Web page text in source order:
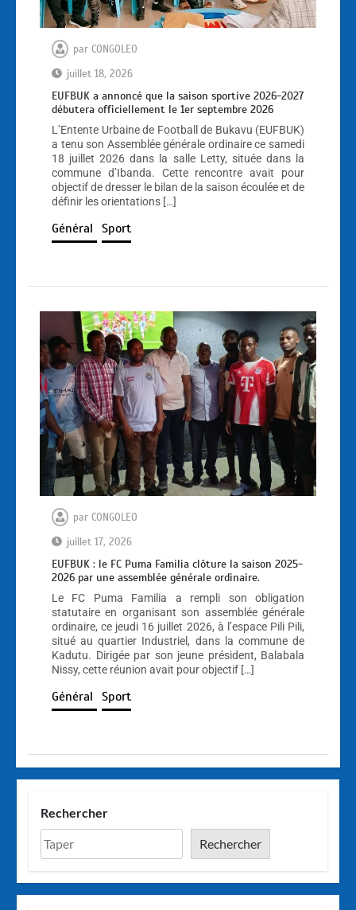
par CONGOLEO
juillet 18, 2026
EUFBUK a annoncé que la saison sportive 2026-2027
débutera officiellement le 1er septembre 2026
L’Entente Urbaine de Football de Bukavu (EUFBUK)
a tenu son Assemblée générale ordinaire ce samedi
18 juillet 2026 dans la salle Letty, située dans la
commune d’Ibanda. Cette rencontre avait pour
objectif de dresser le bilan de la saison écoulée et de
définir les orientations […]
Général Sport
par CONGOLEO
juillet 17, 2026
EUFBUK : le FC Puma Familia clôture la saison 2025-
2026 par une assemblée générale ordinaire.
Le FC Puma Familia a rempli son obligation
statutaire en organisant son assemblée générale
ordinaire, ce jeudi 16 juillet 2026, à l’espace Pili Pili,
situé au quartier Industriel, dans la commune de
Kadutu. Dirigée par son jeune président, Balabala
Nissy, cette réunion avait pour objectif […]
Général Sport
Rechercher
Rechercher